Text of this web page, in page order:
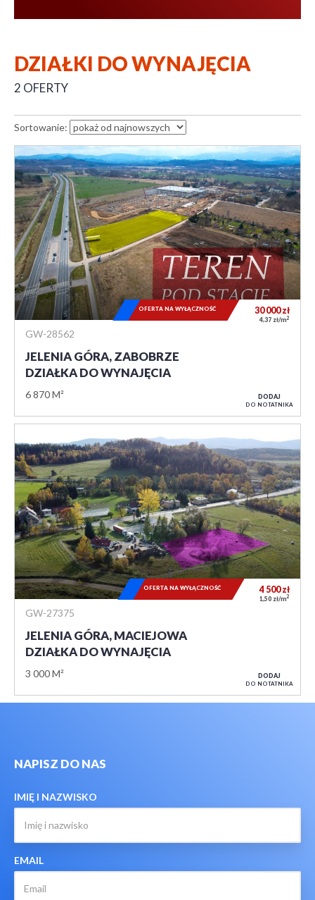
DZIAŁKI DO WYNAJĘCIA
2 OFERTY
Sortowanie:
GW-28562
JELENIA GÓRA, ZABOBRZE
DZIAŁKA DO WYNAJĘCIA
6 870 M²
30 000zł
4,37 zł/m2
OFERTA NA WYŁĄCZNOŚĆ
DODAJ
DO NOTATNIKA
GW-27375
JELENIA GÓRA, MACIEJOWA
DZIAŁKA DO WYNAJĘCIA
3 000 M²
4 500zł
1,50 zł/m2
OFERTA NA WYŁĄCZNOŚĆ
DODAJ
DO NOTATNIKA
NAPISZ DO NAS
IMIĘ I NAZWISKO
EMAIL